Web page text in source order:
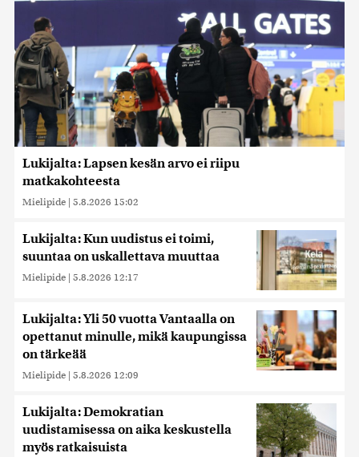
Lukijalta: Lapsen kesän arvo ei riipu
matkakohteesta
Mielipide | 5.8.2026 15:02
Lukijalta: Kun uudistus ei toimi,
suuntaa on uskallettava muuttaa
Mielipide | 5.8.2026 12:17
Lukijalta: Yli 50 vuotta Vantaalla on
opettanut minulle, mikä kaupungissa
on tärkeää
Mielipide | 5.8.2026 12:09
Lukijalta: Demokratian
uudistamisessa on aika keskustella
myös ratkaisuista